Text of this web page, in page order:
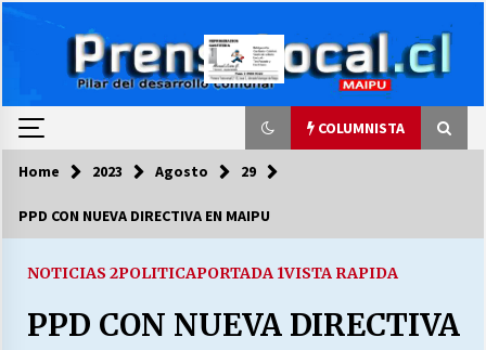
COLUMNISTA
COLUMNISTA
cuándo van a bajar?
Home 2023 Agosto 29
PPD CON NUEVA DIRECTIVA EN MAIPU
NOTICIAS 2POLITICAPORTADA 1VISTA RAPIDA
PPD CON NUEVA DIRECTIVA